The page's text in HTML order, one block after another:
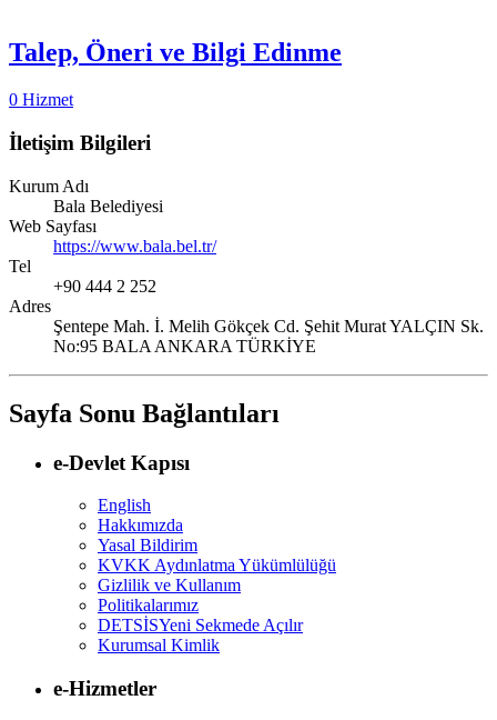
Talep, Öneri ve Bilgi Edinme
0 Hizmet
İletişim Bilgileri
Kurum Adı
Bala Belediyesi
Web Sayfası
https://www.bala.bel.tr/
Tel
+90 444 2 252
Adres
Şentepe Mah. İ. Melih Gökçek Cd. Şehit Murat YALÇIN Sk.
No:95 BALA ANKARA TÜRKİYE
Sayfa Sonu Bağlantıları
e-Devlet Kapısı
English
Hakkımızda
Yasal Bildirim
KVKK Aydınlatma Yükümlülüğü
Gizlilik ve Kullanım
Politikalarımız
DETSİSYeni Sekmede Açılır
Kurumsal Kimlik
e-Hizmetler